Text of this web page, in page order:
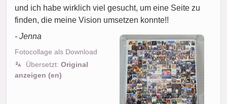
und ich habe wirklich viel gesucht, um eine Seite zu
finden, die meine Vision umsetzen konnte!!
- Jenna
Fotocollage als Download
Übersetzt: Original
anzeigen (en)